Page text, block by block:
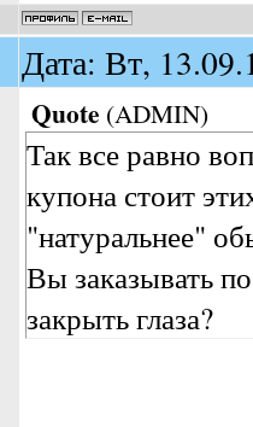
Дата: Вт,
Quote (ADMIN)
Так все равно
купона стоит
"натуральнее"
Вы заказывать
закрыть глаза?